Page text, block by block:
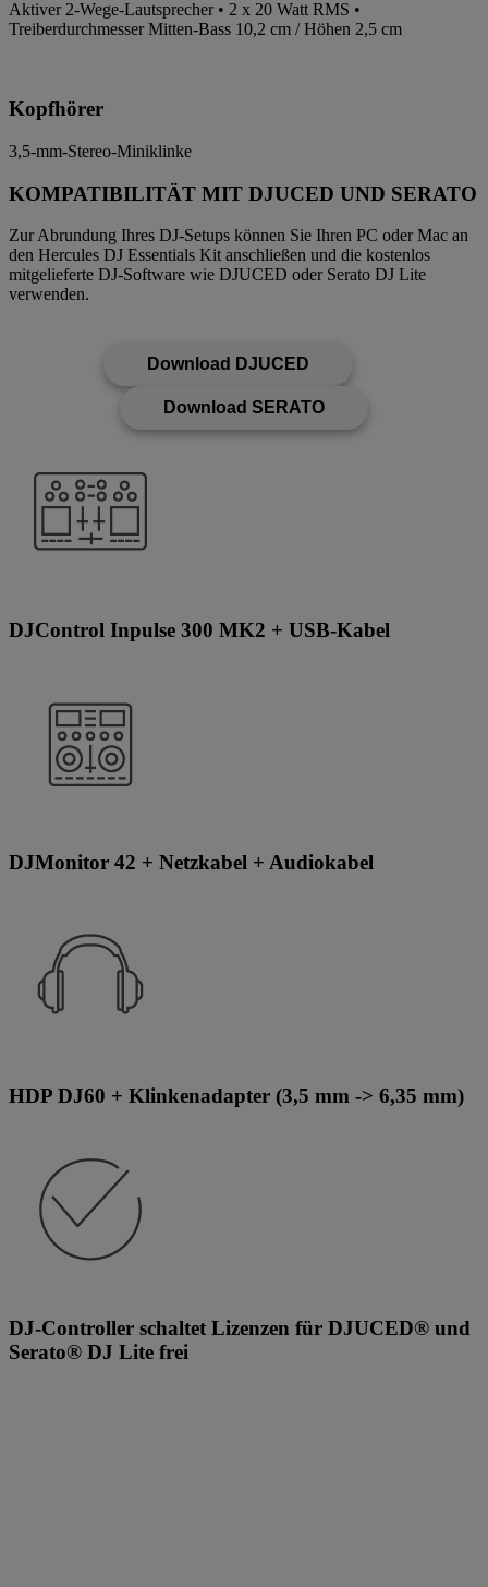
Aktiver 2-Wege-Lautsprecher • 2 x 20 Watt RMS •
Treiberdurchmesser Mitten-Bass 10,2 cm / Höhen 2,5 cm
Kopfhörer
3,5-mm-Stereo-Miniklinke
KOMPATIBILITÄT MIT DJUCED UND SERATO
Zur Abrundung Ihres DJ-Setups können Sie Ihren PC oder Mac an
den Hercules DJ Essentials Kit anschließen und die kostenlos
mitgelieferte DJ-Software wie DJUCED oder Serato DJ Lite
verwenden.
Download DJUCED
Download SERATO
DJControl Inpulse 300 MK2 + USB-Kabel
DJMonitor 42 + Netzkabel + Audiokabel
HDP DJ60 + Klinkenadapter (3,5 mm -> 6,35 mm)
DJ-Controller schaltet Lizenzen für DJUCED® und
Serato® DJ Lite frei